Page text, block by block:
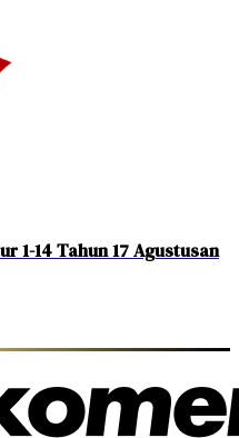
1-14 Tahun 17 Agustusan